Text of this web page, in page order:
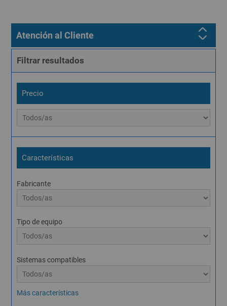
Atención al Cliente
Filtrar resultados
Precio
Características
Fabricante
Tipo de equipo
Sistemas compatibles
Más características